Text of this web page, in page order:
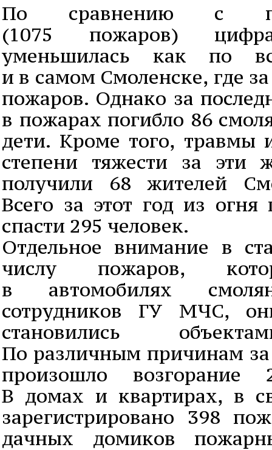
По сравнению с
(1075 пожаров) цифра
уменьшилась как по
и в самом Смоленске, где
пожаров. Однако за
в пожарах погибло 86
дети. Кроме того, травмы
степени тяжести за эти
получили 68 жителей
Всего за этот год из
спасти 295 человек.
Отдельное внимание в
числу пожаров,
в автомобилях
сотрудников ГУ МЧС,
становились
По различным причинам
произошло возгорание
В домах и квартирах, в
зарегистрировано 398
дачных домиков